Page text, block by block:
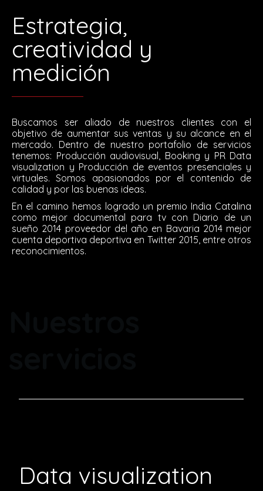
Estrategia,
creatividad y
medición
Buscamos ser aliado de nuestros clientes con el
objetivo de aumentar sus ventas y su alcance en el
mercado. Dentro de nuestro portafolio de servicios
tenemos: Producción audiovisual, Booking y PR Data
visualization y Producción de eventos presenciales y
virtuales. Somos apasionados por el contenido de
calidad y por las buenas ideas.
En el camino hemos logrado un premio India Catalina
como mejor documental para tv con Diario de un
sueño 2014 proveedor del año en Bavaria 2014 mejor
cuenta deportiva deportiva en Twitter 2015, entre otros
reconocimientos.
Data visualization